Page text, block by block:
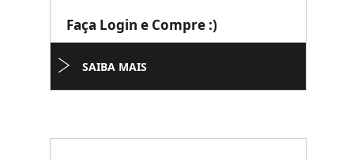
Faça Login e Compre :)
SAIBA MAIS